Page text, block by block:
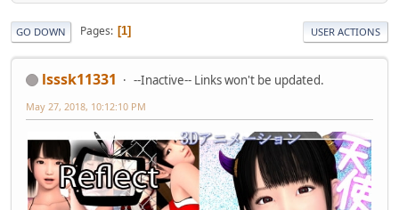
GO DOWN Pages 1 USER ACTIONS
lsssk11331 --Inactive-- Links won't be updated.
May 27, 2018, 10:12:10 PM